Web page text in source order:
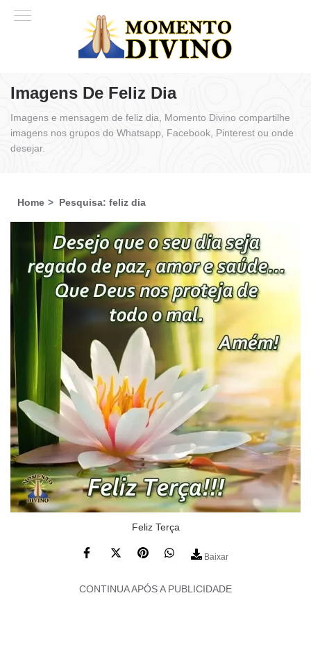
Imagens De Feliz Dia
Imagens e mensagem de feliz dia, Momento Divino compartilhe
imagens nos grupos do Whatsapp, Facebook, Pinterest ou onde
desejar.
Home Pesquisa: feliz dia
Feliz Terça
Baixar
CONTINUA APÓS A PUBLICIDADE